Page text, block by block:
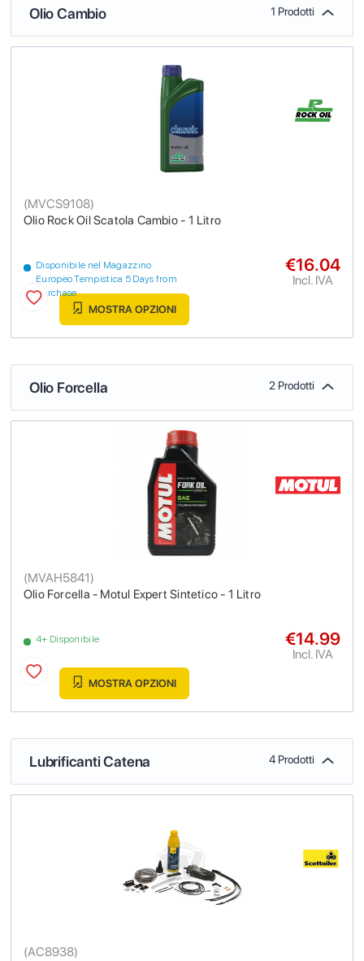
Olio Cambio 1 Prodotti
Olio Rock Oil Scatola Cambio - 1 Litro
(MVCS9108)
Disponibile nel Magazzino
Europeo Tempistica 5 Days from
purchase
€16.04
Incl. IVA
MOSTRA OPZIONI
Olio Forcella 2 Prodotti
Olio Forcella - Motul Expert Sintetico - 1 Litro
(MVAH5841)
4+ Disponibile €14.99
Incl. IVA
MOSTRA OPZIONI
Lubrificanti Catena 4 Prodotti
(AC8938)